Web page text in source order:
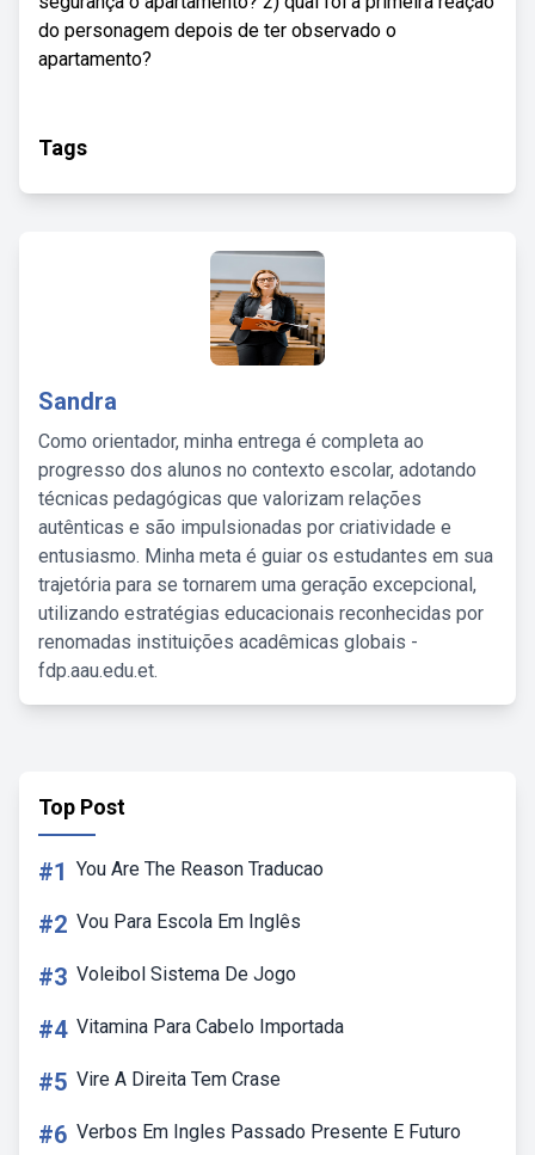
do personagem depois de ter observado o
apartamento?
Tags
Sandra
Como orientador, minha entrega é completa ao
progresso dos alunos no contexto escolar, adotando
técnicas pedagógicas que valorizam relações
autênticas e são impulsionadas por criatividade e
entusiasmo. Minha meta é guiar os estudantes em sua
trajetória para se tornarem uma geração excepcional,
utilizando estratégias educacionais reconhecidas por
renomadas instituições acadêmicas globais -
fdp.aau.edu.et.
Top Post
#1 You Are The Reason Traducao
#2 Vou Para Escola Em Inglês
#3 Voleibol Sistema De Jogo
#4 Vitamina Para Cabelo Importada
#5 Vire A Direita Tem Crase
#6 Verbos Em Ingles Passado Presente E Futuro